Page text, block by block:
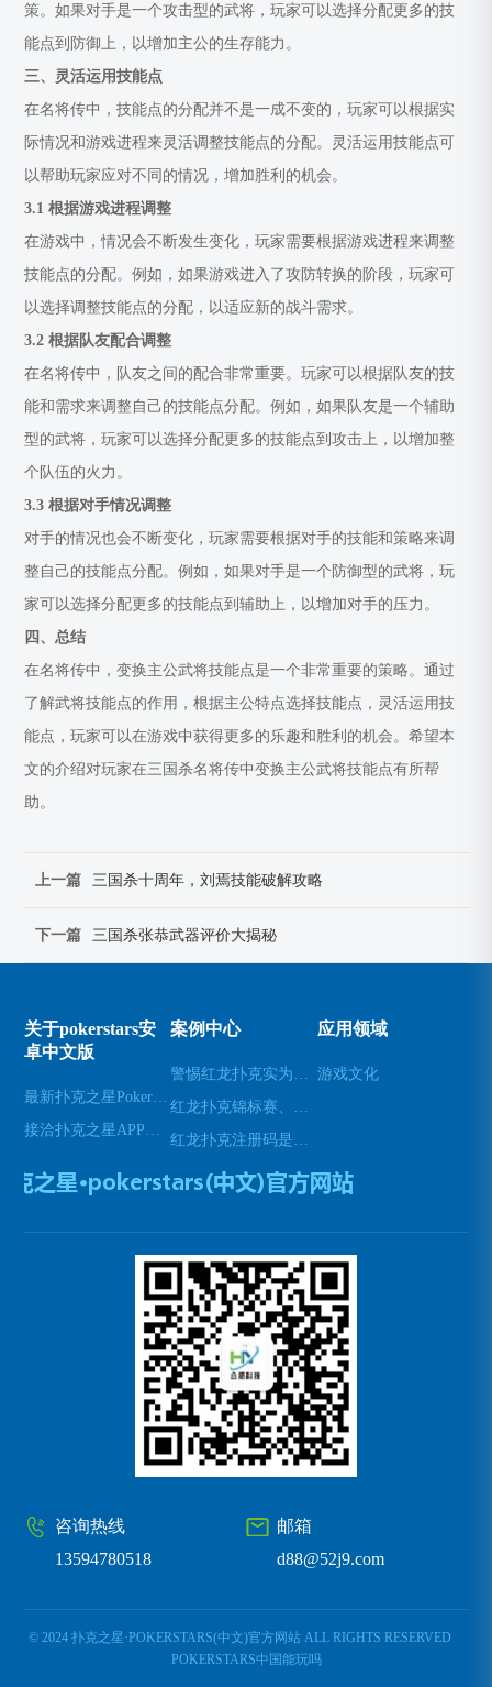
策。如果对手是一个攻击型的武将，玩家可以选择分配更多的技
能点到防御上，以增加主公的生存能力。
三、灵活运用技能点
在名将传中，技能点的分配并不是一成不变的，玩家可以根据实
际情况和游戏进程来灵活调整技能点的分配。灵活运用技能点可
以帮助玩家应对不同的情况，增加胜利的机会。
3.1 根据游戏进程调整
在游戏中，情况会不断发生变化，玩家需要根据游戏进程来调整
技能点的分配。例如，如果游戏进入了攻防转换的阶段，玩家可
以选择调整技能点的分配，以适应新的战斗需求。
3.2 根据队友配合调整
在名将传中，队友之间的配合非常重要。玩家可以根据队友的技
能和需求来调整自己的技能点分配。例如，如果队友是一个辅助
型的武将，玩家可以选择分配更多的技能点到攻击上，以增加整
个队伍的火力。
3.3 根据对手情况调整
对手的情况也会不断变化，玩家需要根据对手的技能和策略来调
整自己的技能点分配。例如，如果对手是一个防御型的武将，玩
家可以选择分配更多的技能点到辅助上，以增加对手的压力。
四、总结
在名将传中，变换主公武将技能点是一个非常重要的策略。通过
了解武将技能点的作用，根据主公特点选择技能点，灵活运用技
能点，玩家可以在游戏中获得更多的乐趣和胜利的机会。希望本
文的介绍对玩家在三国杀名将传中变换主公武将技能点有所帮
助。
上一篇 三国杀十周年，刘焉技能破解攻略
下一篇 三国杀张恭武器评价大揭秘
关于pokerstars安
卓中文版
案例中心 应用领域
游戏文化
邮箱
d88@52j9.com
咨询热线
13594780518
© 2024 扑克之星·POKERSTARS(中文)官方网站 ALL RIGHTS RESERVED
POKERSTARS中国能玩吗